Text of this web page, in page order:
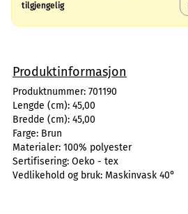
tilgjengelig
Produktinformasjon
Produktnummer: 701190
Lengde (cm): 45,00
Bredde (cm): 45,00
Farge: Brun
Materialer: 100% polyester
Sertifisering: Oeko - tex
Vedlikehold og bruk: Maskinvask 40°